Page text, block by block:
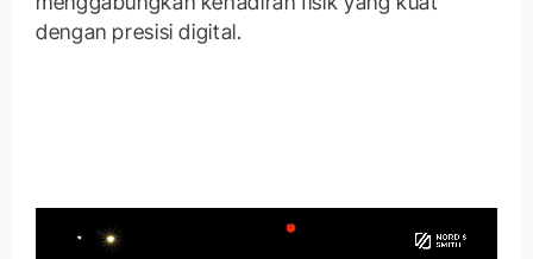
dengan presisi digital.